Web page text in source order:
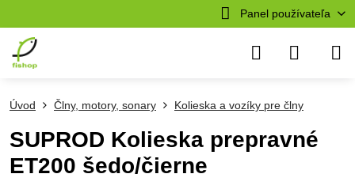
Panel používateľa
Úvod Člny, motory, sonary Kolieska a vozíky pre člny
SUPROD Kolieska prepravné
ET200 šedo/čierne